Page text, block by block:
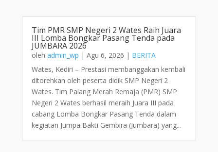
Tim PMR SMP Negeri 2 Wates Raih Juara
III Lomba Bongkar Pasang Tenda pada
JUMBARA 2026
oleh admin_wp | Agu 6, 2026 | BERITA
Wates, Kediri – Prestasi membanggakan kembali
ditorehkan oleh peserta didik SMP Negeri 2
Wates. Tim Palang Merah Remaja (PMR) SMP
Negeri 2 Wates berhasil meraih Juara III pada
cabang Lomba Bongkar Pasang Tenda dalam
kegiatan Jumpa Bakti Gembira (Jumbara) yang...